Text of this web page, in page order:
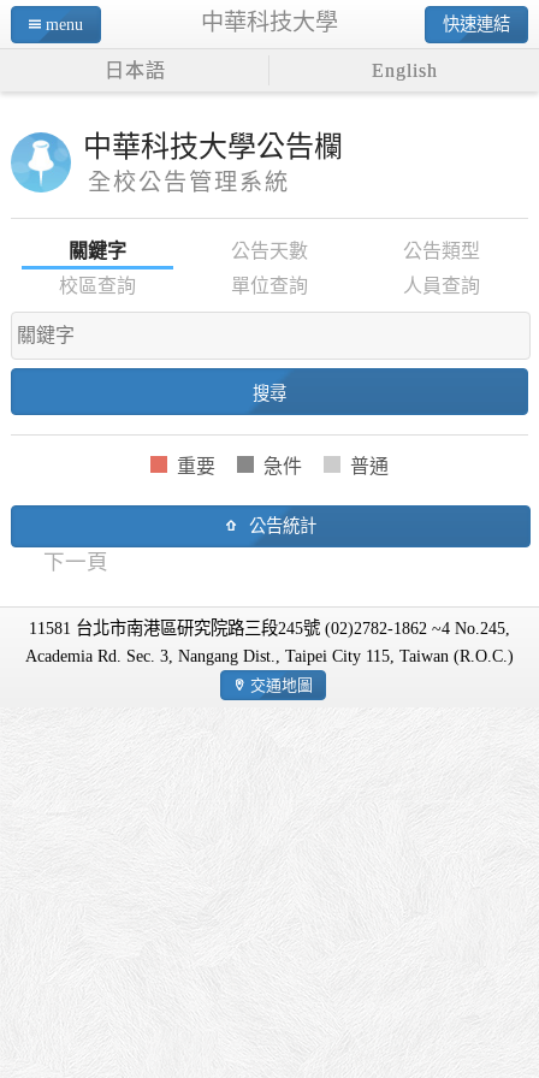
menu 中華科技大學 快速連結
日本語 English
中華科技大學公告欄
全校公告管理系統
關鍵字 公告天數
公告類型
校區查詢
單位查詢 人員查詢
公告統計
下一頁
11581 台北市南港區研究院路三段245號 (02)2782-1862 ~4 No.245,
Academia Rd. Sec. 3, Nangang Dist., Taipei City 115, Taiwan (R.O.C.)
交通地圖